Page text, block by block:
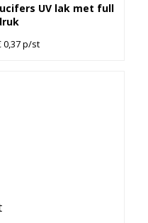
UV lak met full
0,37 p/st